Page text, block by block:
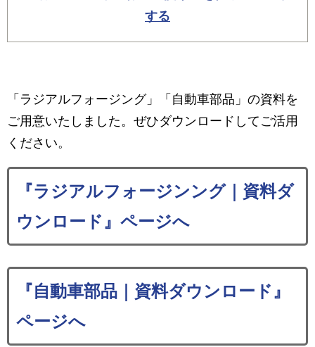
する
「ラジアルフォージング」「自動車部品」の資料を
ご用意いたしました。ぜひダウンロードしてご活用
ください。
『ラジアルフォージンング｜資料ダ
ウンロード』ページへ
『自動車部品｜資料ダウンロード』
ページへ